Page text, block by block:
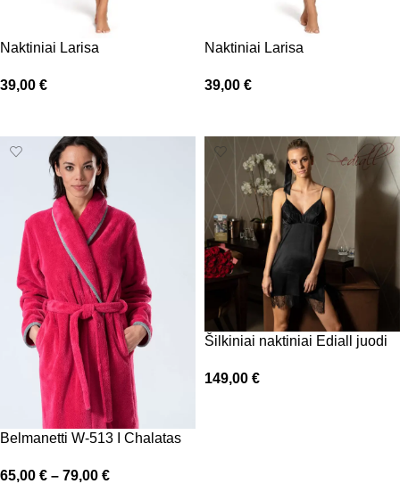
Naktiniai Larisa
39,00 €
Naktiniai Larisa
39,00 €
Belmanetti W-513 I Chalatas
65,00 € – 79,00 €
Šilkiniai naktiniai Ediall juodi
149,00 €